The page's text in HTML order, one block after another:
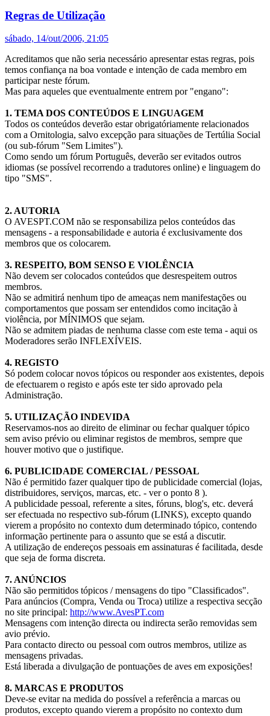
Regras de Utilização
sábado, 14/out/2006, 21:05
Acreditamos que não seria necessário apresentar estas regras, pois
temos confiança na boa vontade e intenção de cada membro em
participar neste fórum.
Mas para aqueles que eventualmente entrem por "engano":
1. TEMA DOS CONTEÚDOS E LINGUAGEM
Todos os conteúdos deverão estar obrigatóriamente relacionados
com a Ornitologia, salvo excepção para situações de Tertúlia Social
(ou sub-fórum "Sem Limites").
Como sendo um fórum Português, deverão ser evitados outros
idiomas (se possível recorrendo a tradutores online) e linguagem do
tipo "SMS".
2. AUTORIA
O AVESPT.COM não se responsabiliza pelos conteúdos das
mensagens - a responsabilidade e autoria é exclusivamente dos
membros que os colocarem.
3. RESPEITO, BOM SENSO E VIOLÊNCIA
Não devem ser colocados conteúdos que desrespeitem outros
membros.
Não se admitirá nenhum tipo de ameaças nem manifestações ou
comportamentos que possam ser entendidos como incitação à
violência, por MÍNIMOS que sejam.
Não se admitem piadas de nenhuma classe com este tema - aqui os
Moderadores serão INFLEXÍVEIS.
4. REGISTO
Só podem colocar novos tópicos ou responder aos existentes, depois
de efectuarem o registo e após este ter sido aprovado pela
Administração.
5. UTILIZAÇÃO INDEVIDA
Reservamos-nos ao direito de eliminar ou fechar qualquer tópico
sem aviso prévio ou eliminar registos de membros, sempre que
houver motivo que o justifique.
6. PUBLICIDADE COMERCIAL / PESSOAL
Não é permitido fazer qualquer tipo de publicidade comercial (lojas,
distribuidores, serviços, marcas, etc. - ver o ponto 8 ).
A publicidade pessoal, referente a sites, fóruns, blog's, etc. deverá
ser efectuada no respectivo sub-fórum (LINKS), excepto quando
vierem a propósito no contexto dum determinado tópico, contendo
informação pertinente para o assunto que se está a discutir.
A utilização de endereços pessoais em assinaturas é facilitada, desde
que seja de forma discreta.
7. ANÚNCIOS
Não são permitidos tópicos / mensagens do tipo "Classificados".
Para anúncios (Compra, Venda ou Troca) utilize a respectiva secção
no site principal: http://www.AvesPT.com
Mensagens com intenção directa ou indirecta serão removidas sem
avio prévio.
Para contacto directo ou pessoal com outros membros, utilize as
mensagens privadas.
Está liberada a divulgação de pontuações de aves em exposições!
8. MARCAS E PRODUTOS
Deve-se evitar na medida do possível a referência a marcas ou
produtos, excepto quando vierem a propósito no contexto dum